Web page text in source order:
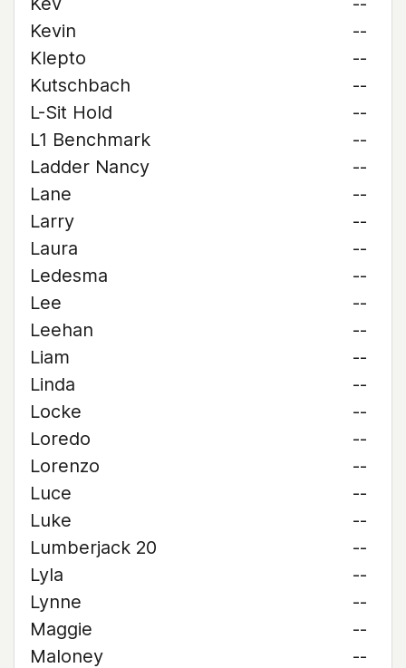
Kevin
--
Klepto
--
Kutschbach
--
L-Sit Hold
--
L1 Benchmark
--
Ladder Nancy
--
Lane
--
Larry
--
Laura
--
Ledesma
--
Lee
--
Leehan
--
Liam
--
Linda
--
Locke
--
Loredo
--
Lorenzo
--
Luce
--
Luke
--
Lumberjack 20
--
Lyla
--
Lynne
--
Maggie
--
Maloney
--